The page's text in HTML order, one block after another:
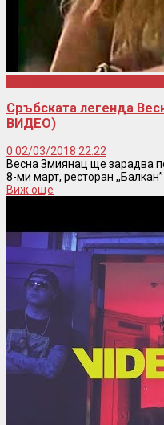
Сръбската легенда
ВИДЕО)
0 02/03/2018 22:22
Весна Змиянац ще зарадва
8-ми март, ресторан
Виж още